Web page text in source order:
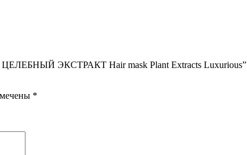
ЦЕЛЕБНЫЙ ЭКСТРАКТ Hair mask Plant Extracts Luxurious”
*